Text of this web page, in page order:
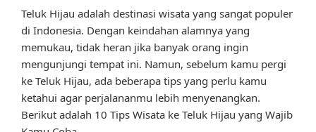
Teluk Hijau adalah destinasi wisata yang sangat populer
di Indonesia. Dengan keindahan alamnya yang
memukau, tidak heran jika banyak orang ingin
mengunjungi tempat ini. Namun, sebelum kamu pergi
ke Teluk Hijau, ada beberapa tips yang perlu kamu
ketahui agar perjalananmu lebih menyenangkan.
Berikut adalah 10 Tips Wisata ke Teluk Hijau yang Wajib